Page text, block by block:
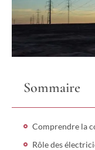
Sommaire
Comprendre la
Rôle des